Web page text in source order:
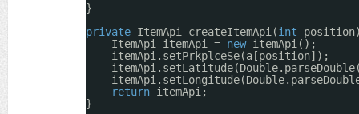
}
private ItemApi createItemApi(int
ItemApi itemApi = new itemApi();
itemApi.setPrkplceSe(a[position]);
return itemApi;
}